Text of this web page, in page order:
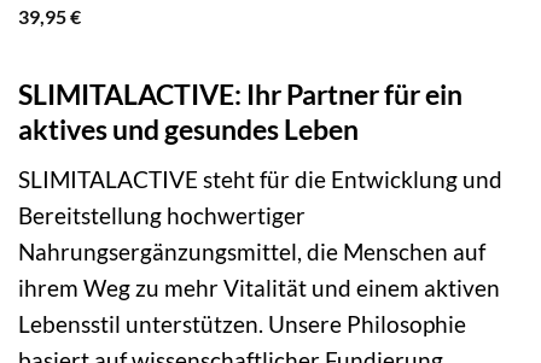
39,95€
SLIMITALACTIVE: Ihr Partner für ein
aktives und gesundes Leben
SLIMITALACTIVE steht für die Entwicklung und
Bereitstellung hochwertiger
Nahrungsergänzungsmittel, die Menschen auf
ihrem Weg zu mehr Vitalität und einem aktiven
Lebensstil unterstützen. Unsere Philosophie